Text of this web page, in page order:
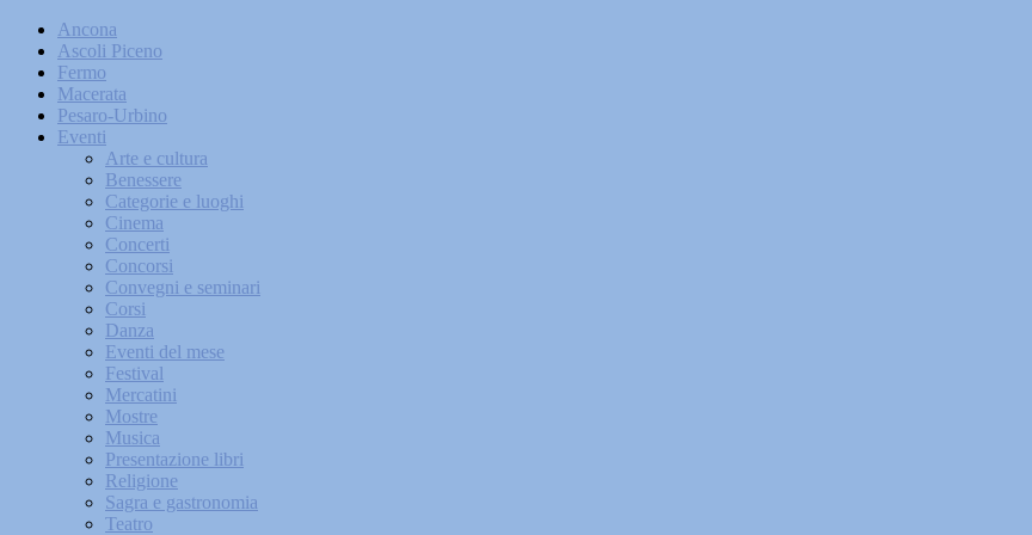
Ancona
Ascoli Piceno
Fermo
Macerata
Pesaro-Urbino
Eventi
Arte e cultura
Benessere
Categorie e luoghi
Cinema
Concerti
Concorsi
Convegni e seminari
Corsi
Danza
Eventi del mese
Festival
Mercatini
Mostre
Musica
Presentazione libri
Religione
Sagra e gastronomia
Teatro